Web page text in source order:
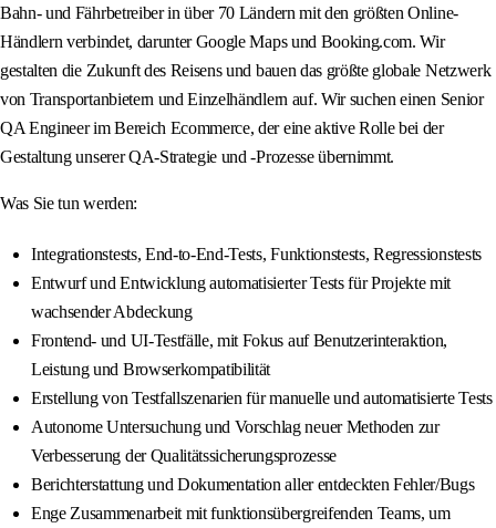
Bahn- und Fährbetreiber in über 70 Ländern mit den größten Online-
Händlern verbindet, darunter Google Maps und Booking.com. Wir
gestalten die Zukunft des Reisens und bauen das größte globale Netzwerk
von Transportanbietern und Einzelhändlern auf. Wir suchen einen Senior
QA Engineer im Bereich Ecommerce, der eine aktive Rolle bei der
Gestaltung unserer QA-Strategie und -Prozesse übernimmt.
Was Sie tun werden:
Integrationstests, End-to-End-Tests, Funktionstests, Regressionstests
Entwurf und Entwicklung automatisierter Tests für Projekte mit
wachsender Abdeckung
Frontend- und UI-Testfälle, mit Fokus auf Benutzerinteraktion,
Leistung und Browserkompatibilität
Erstellung von Testfallszenarien für manuelle und automatisierte Tests
Autonome Untersuchung und Vorschlag neuer Methoden zur
Verbesserung der Qualitätssicherungsprozesse
Berichterstattung und Dokumentation aller entdeckten Fehler/Bugs
Enge Zusammenarbeit mit funktionsübergreifenden Teams, um